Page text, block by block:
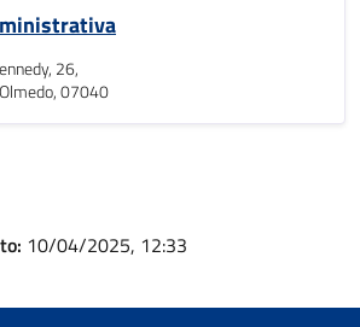
26,
07040
10/04/2025, 12:33